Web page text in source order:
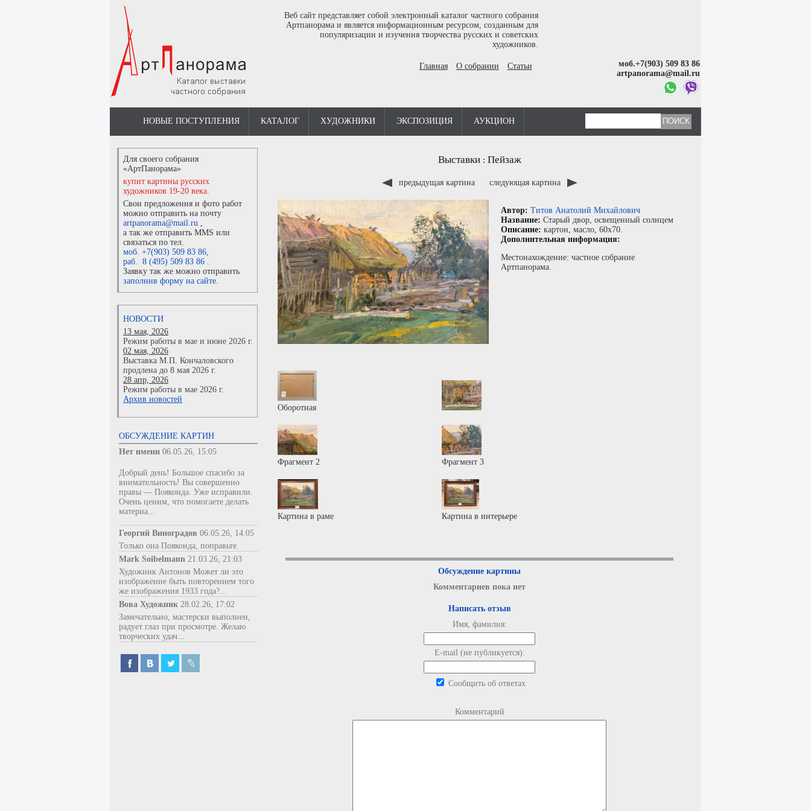
Веб сайт представляет собой электронный каталог частного собрания
Артпанорама и является информационным ресурсом, созданным для
популяризации и изучения творчества русских и советских
художников.
Главная О собрании Статьи
моб.+7(903) 509 83 86
artpanorama@mail.ru
НОВЫЕ ПОСТУПЛЕНИЯ КАТАЛОГ ХУДОЖНИКИ ЭКСПОЗИЦИЯ АУКЦИОН
Для своего собрания
«АртПанорама»
купит картины русских
художников 19-20 века.
Свои предложения и фото работ
можно отправить на почту
artpanorama@mail.ru ,
а так же отправить MMS или
связаться по тел.
моб. +7(903) 509 83 86,
раб. 8 (495) 509 83 86 .
Заявку так же можно отправить
заполнив форму на сайте.
НОВОСТИ
13 мая, 2026
Режим работы в мае и июне 2026 г.
02 мая, 2026
Выставка М.П. Кончаловского
продлена до 8 мая 2026 г.
28 апр, 2026
Режим работы в мае 2026 г.
Архив новостей
ОБСУЖДЕНИЕ КАРТИН
Нет имени 06.05.26, 15:05
Добрый день! Большое спасибо за
внимательность! Вы совершенно
правы — Пояконда. Уже исправили.
Очень ценим, что помогаете делать
материа...
Георгий Виноградов 06.05.26, 14:05
Только она Пояконда, поправьте.
Mark Soibelmann 21.03.26, 21:03
Художник Антонов Может ли это
изображение быть повторением того
же изображения 1933 года?...
Вова Художник 28.02.26, 17:02
Замечательно, мастерски выполнен,
радует глаз при просмотре. Желаю
творческих удач...
Выставки: Пейзаж
предыдущая картина следующая картина
Автор: Титов Анатолий Михайлович
Название: Старый двор, освещенный солнцем
Описание: картон, масло, 60x70.
Дополнительная информация:
Местонахождение: частное собрание
Артпанорама.
Оборотная
Фрагмент 2 Фрагмент 3
Картина в раме Картина в интерьере
Обсуждение картины
Комментариев пока нет
Написать отзыв
Имя, фамилия:
E-mail (не публикуется):
Сообщить об ответах
Комментарий